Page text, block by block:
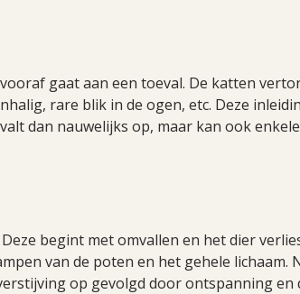
gaat aan een toeval. De katten
rare blik in de ogen, etc. Deze
dan nauwelijks op, maar kan ook
begint met omvallen en het dier
van de poten en het gehele lichaam.
op gevolgd door ontspanning en